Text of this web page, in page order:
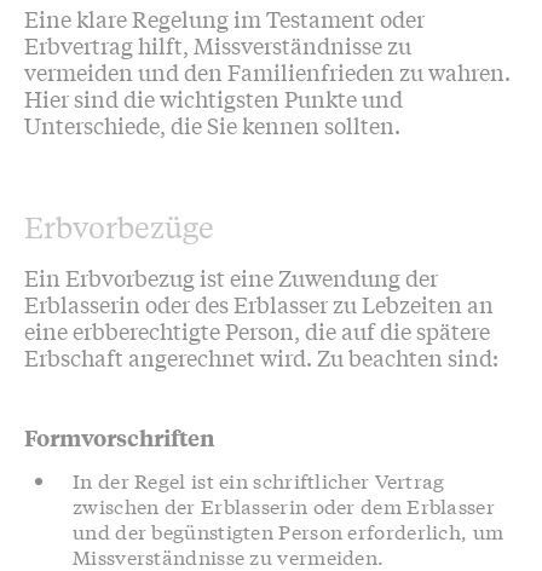
Eine klare Regelung im Testament oder
Erbvertrag hilft, Missverständnisse zu
vermeiden und den Familienfrieden zu wahren.
Hier sind die wichtigsten Punkte und
Unterschiede, die Sie kennen sollten.
Erbvorbezüge
Ein Erbvorbezug ist eine Zuwendung der
Erblasserin oder des Erblasser zu Lebzeiten an
eine erbberechtigte Person, die auf die spätere
Erbschaft angerechnet wird. Zu beachten sind:
Formvorschriften
In der Regel ist ein schriftlicher Vertrag
zwischen der Erblasserin oder dem Erblasser
und der begünstigten Person erforderlich, um
Missverständnisse zu vermeiden.